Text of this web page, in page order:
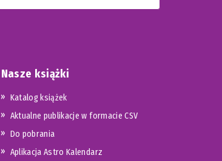
Nasze książki
Katalog książek
Aktualne publikacje w formacie CSV
Do pobrania
Aplikacja Astro Kalendarz